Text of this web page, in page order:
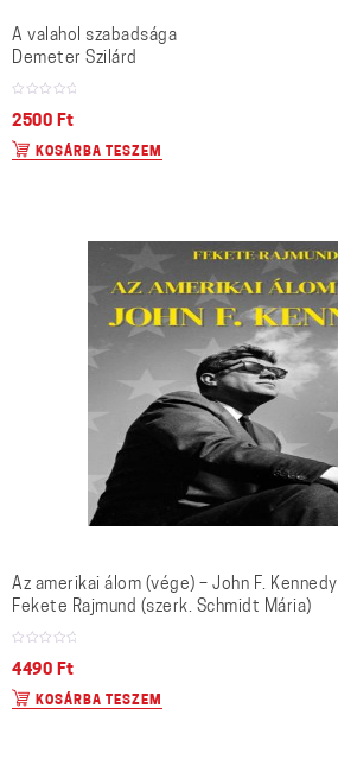
A valahol szabadsága
Demeter Szilárd
2500 Ft
KOSÁRBA TESZEM
Az amerikai álom (vége) – John F. Kennedy
Fekete Rajmund (szerk. Schmidt Mária)
4490 Ft
KOSÁRBA TESZEM